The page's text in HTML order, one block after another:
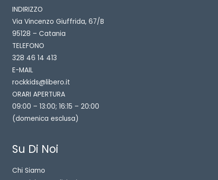
INDIRIZZO
Via Vincenzo Giuffrida, 67/B
95128 – Catania
TELEFONO
328 46 14 413
E-MAIL
rockkids@libero.it
ORARI APERTURA
09:00 – 13:00; 16:15 – 20:00
(domenica esclusa)
Su Di Noi
Chi Siamo